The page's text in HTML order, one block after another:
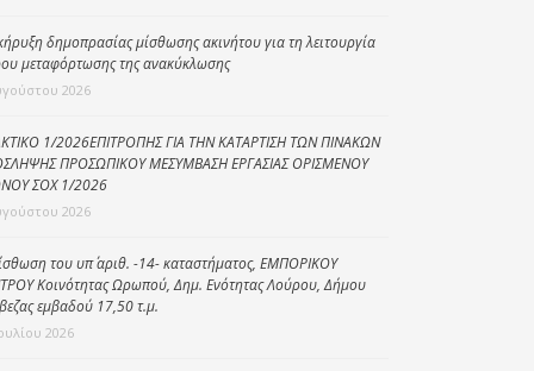
δημοπρασίας μίσθωσης ακινήτου για τη λειτουργία
μεταφόρτωσης της ανακύκλωσης
2026
1/2026ΕΠΙΤΡΟΠΗΣ ΓΙΑ ΤΗΝ ΚΑΤΑΡΤΙΣΗ ΤΩΝ ΠΙΝΑΚΩΝ
ΠΡΟΣΩΠΙΚΟΥ ΜΕΣΥΜΒΑΣΗ ΕΡΓΑΣΙΑΣ ΟΡΙΣΜΕΝΟΥ
ΣΟΧ 1/2026
2026
του υπ΄ αριθ. -14- καταστήματος, ΕΜΠΟΡΙΚΟΥ
Κοινότητας Ωρωπού, Δημ. Ενότητας Λούρου, Δήμου
εμβαδού 17,50 τ.μ.
2026